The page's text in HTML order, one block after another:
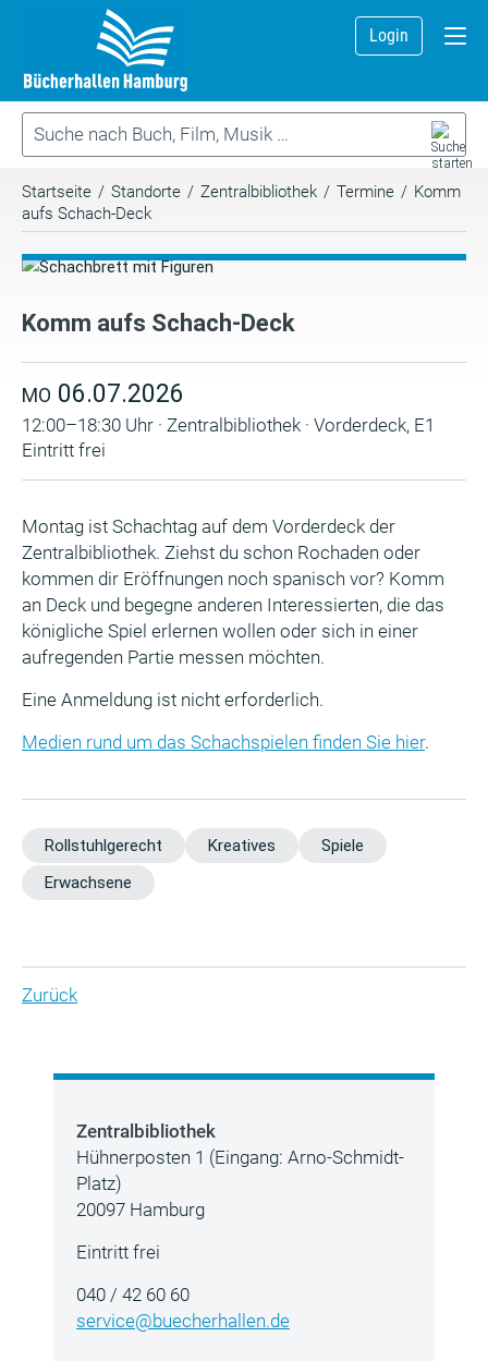
Login
Startseite / Standorte / Zentralbibliothek / Termine / Komm
aufs Schach-Deck
Komm aufs Schach-Deck
MO 06.07.2026
12:00–18:30 Uhr · Zentralbibliothek · Vorderdeck, E1
Eintritt frei
Montag ist Schachtag auf dem Vorderdeck der
Zentralbibliothek. Ziehst du schon Rochaden oder
kommen dir Eröffnungen noch spanisch vor? Komm
an Deck und begegne anderen Interessierten, die das
königliche Spiel erlernen wollen oder sich in einer
aufregenden Partie messen möchten.
Eine Anmeldung ist nicht erforderlich.
Medien rund um das Schachspielen finden Sie hier.
Rollstuhlgerecht Kreatives
Spiele
Erwachsene
Zurück
Zentralbibliothek
Hühnerposten 1 (Eingang: Arno-Schmidt-
Platz)
20097 Hamburg
Eintritt frei
040 / 42 60 60
service@buecherhallen.de